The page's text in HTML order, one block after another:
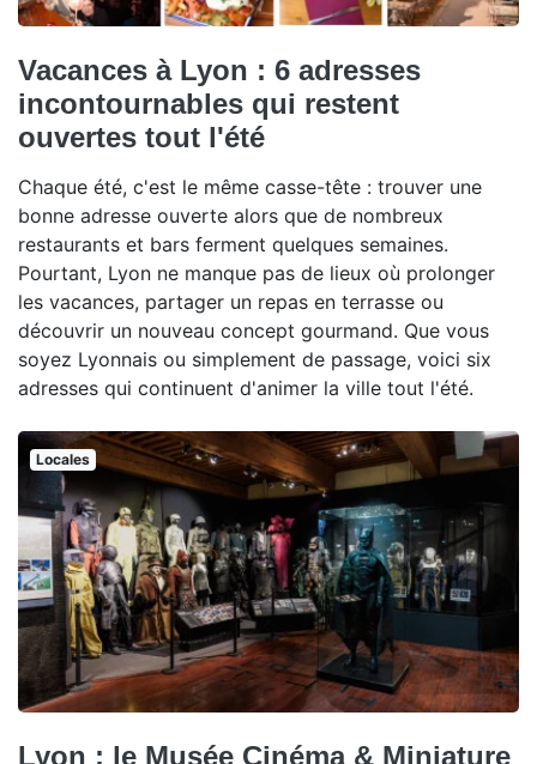
Vacances à Lyon : 6 adresses
incontournables qui restent
ouvertes tout l'été
Chaque été, c'est le même casse-tête : trouver une
bonne adresse ouverte alors que de nombreux
restaurants et bars ferment quelques semaines.
Pourtant, Lyon ne manque pas de lieux où prolonger
les vacances, partager un repas en terrasse ou
découvrir un nouveau concept gourmand. Que vous
soyez Lyonnais ou simplement de passage, voici six
adresses qui continuent d'animer la ville tout l'été.
Locales
Lyon : le Musée Cinéma & Miniature